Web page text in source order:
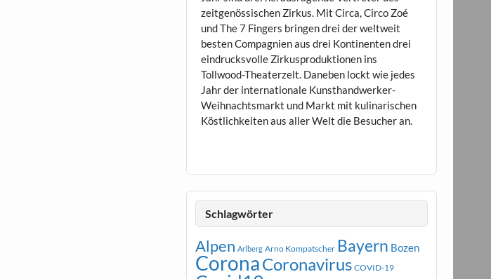
zeitgenössischen Zirkus. Mit Circa, Circo Zoé
und The 7 Fingers bringen drei der weltweit
besten Compagnien aus drei Kontinenten drei
eindrucksvolle Zirkusproduktionen ins
Tollwood-Theaterzelt. Daneben lockt wie jedes
Jahr der internationale Kunsthandwerker-
Weihnachtsmarkt und Markt mit kulinarischen
Köstlichkeiten aus aller Welt die Besucher an.
Schlagwörter
Alpen Arlberg Arno Kompatscher Bayern Bozen
CoronaCoronavirus COVID-19